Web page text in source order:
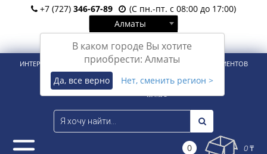
+7 (727) 346-67-89
(С пн.-пт. с 08:00 до 17:00)
Алматы
В каком городе Вы хотите
приобрести: Алматы
Да, все верно Нет, сменить регион >
Вход Регистрация
ИНТЕРНЕТ-МАГАЗИН ДЛЯ РОЗНИЧНЫХ И КОРПОРАТИВНЫХ КЛИЕНТОВ
0 0 ₸